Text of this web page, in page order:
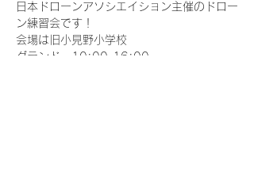
日本ドローンアソシエイション主催のドロー
ン練習会です！
会場は旧小見野小学校
グランド　10:00-16:00